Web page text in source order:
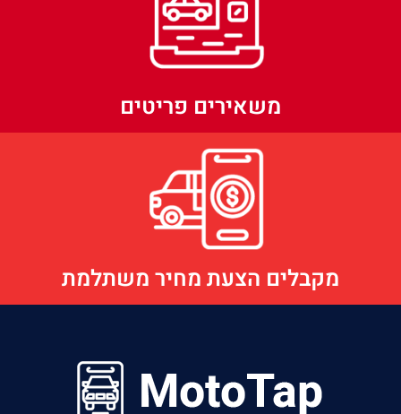
משאירים פריטים
מקבלים הצעת מחיר משתלמת